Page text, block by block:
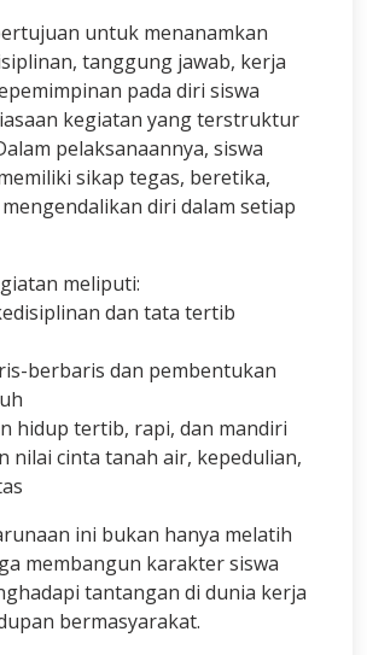
untuk menanamkan
tanggung jawab, kerja
pada diri siswa
kegiatan yang terstruktur
pelaksanaannya, siswa
sikap tegas, beretika,
diri dalam setiap
meliputi:
dan tata tertib
berbaris dan pembentukan
hidup tertib, rapi, dan mandiri
nilai cinta tanah air, kepedulian,
ini bukan hanya melatih
membangun karakter siswa
tantangan di dunia kerja
bermasyarakat.